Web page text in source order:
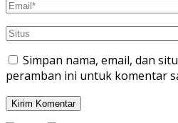
Simpan nama, email, dan
peramban ini untuk komentar